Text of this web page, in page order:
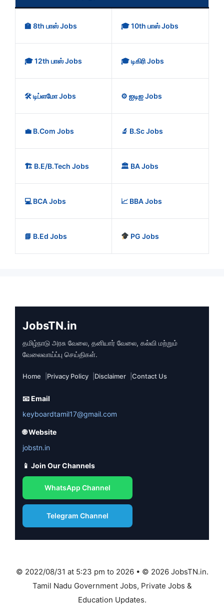
🏫 8th பாஸ் Jobs 🎓 10th பாஸ் Jobs
🎓 12th பாஸ் Jobs 🎓 டிகிரி Jobs
🛠️ டிப்ளமோ Jobs ⚙️ ஐடிஐ Jobs
💼 B.Com Jobs 🔬 B.Sc Jobs
🏗️ B.E/B.Tech Jobs 🏛️ BA Jobs
💻 BCA Jobs 📈 BBA Jobs
📘 B.Ed Jobs PG Jobs
JobsTN.in
தமிழ்நாடு அரசு வேலை, தனியார் வேலை, கல்வி மற்றும்
வேலைவாய்ப்பு செய்திகள்.
Home Privacy Policy Disclaimer Contact Us
📧 Email
keyboardtamil17@gmail.com
🌐 Website
jobstn.in
📱 Join Our Channels
WhatsApp Channel
Telegram Channel
© 2022/08/31 at 5:23 pm to 2026 • © 2026 JobsTN.in.
Tamil Nadu Government Jobs, Private Jobs &
Education Updates.